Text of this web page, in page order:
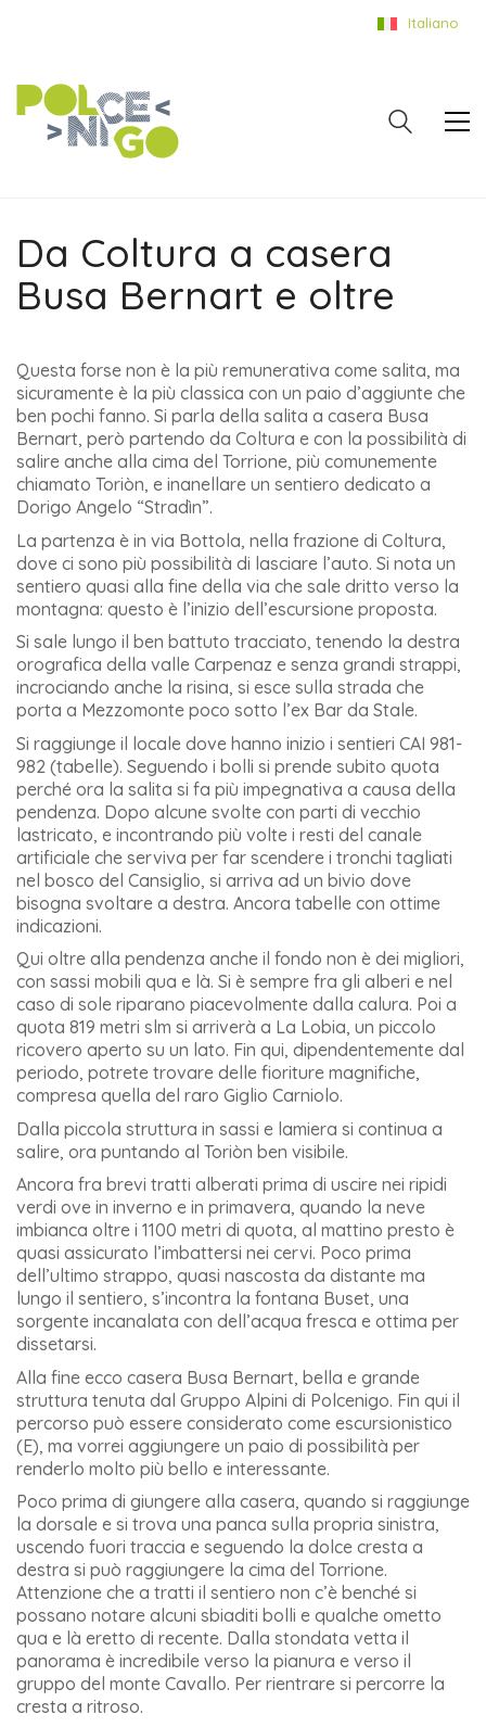
Italiano
Da Coltura a casera
Busa Bernart e oltre
Questa forse non è la più remunerativa come salita, ma
sicuramente è la più classica con un paio d’aggiunte che
ben pochi fanno. Si parla della salita a casera Busa
Bernart, però partendo da Coltura e con la possibilità di
salire anche alla cima del Torrione, più comunemente
chiamato Toriòn, e inanellare un sentiero dedicato a
Dorigo Angelo “Stradìn”.
La partenza è in via Bottola, nella frazione di Coltura,
dove ci sono più possibilità di lasciare l’auto. Si nota un
sentiero quasi alla fine della via che sale dritto verso la
montagna: questo è l’inizio dell’escursione proposta.
Si sale lungo il ben battuto tracciato, tenendo la destra
orografica della valle Carpenaz e senza grandi strappi,
incrociando anche la risina, si esce sulla strada che
porta a Mezzomonte poco sotto l’ex Bar da Stale.
Si raggiunge il locale dove hanno inizio i sentieri CAI 981-
982 (tabelle). Seguendo i bolli si prende subito quota
perché ora la salita si fa più impegnativa a causa della
pendenza. Dopo alcune svolte con parti di vecchio
lastricato, e incontrando più volte i resti del canale
artificiale che serviva per far scendere i tronchi tagliati
nel bosco del Cansiglio, si arriva ad un bivio dove
bisogna svoltare a destra. Ancora tabelle con ottime
indicazioni.
Qui oltre alla pendenza anche il fondo non è dei migliori,
con sassi mobili qua e là. Si è sempre fra gli alberi e nel
caso di sole riparano piacevolmente dalla calura. Poi a
quota 819 metri slm si arriverà a La Lobia, un piccolo
ricovero aperto su un lato. Fin qui, dipendentemente dal
periodo, potrete trovare delle fioriture magnifiche,
compresa quella del raro Giglio Carniolo.
Dalla piccola struttura in sassi e lamiera si continua a
salire, ora puntando al Toriòn ben visibile.
Ancora fra brevi tratti alberati prima di uscire nei ripidi
verdi ove in inverno e in primavera, quando la neve
imbianca oltre i 1100 metri di quota, al mattino presto è
quasi assicurato l’imbattersi nei cervi. Poco prima
dell’ultimo strappo, quasi nascosta da distante ma
lungo il sentiero, s’incontra la fontana Buset, una
sorgente incanalata con dell’acqua fresca e ottima per
dissetarsi.
Alla fine ecco casera Busa Bernart, bella e grande
struttura tenuta dal Gruppo Alpini di Polcenigo. Fin qui il
percorso può essere considerato come escursionistico
(E), ma vorrei aggiungere un paio di possibilità per
renderlo molto più bello e interessante.
Poco prima di giungere alla casera, quando si raggiunge
la dorsale e si trova una panca sulla propria sinistra,
uscendo fuori traccia e seguendo la dolce cresta a
destra si può raggiungere la cima del Torrione.
Attenzione che a tratti il sentiero non c’è benché si
possano notare alcuni sbiaditi bolli e qualche ometto
qua e là eretto di recente. Dalla stondata vetta il
panorama è incredibile verso la pianura e verso il
gruppo del monte Cavallo. Per rientrare si percorre la
cresta a ritroso.